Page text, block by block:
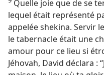
Quelle joie que de se
lequel était représenté
appelée shekina. Servir
le tabernacle était une
amour pour ce lieu si
Jéhovah, David déclara :